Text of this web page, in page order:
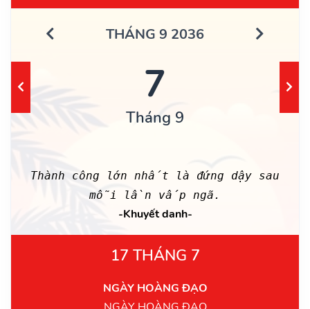
THÁNG 9 2036
7
Tháng 9
Thành công lớn nhất là đứng dậy sau
mỗi lần vấp ngã.
-Khuyết danh-
17 THÁNG 7
NGÀY HOÀNG ĐẠO